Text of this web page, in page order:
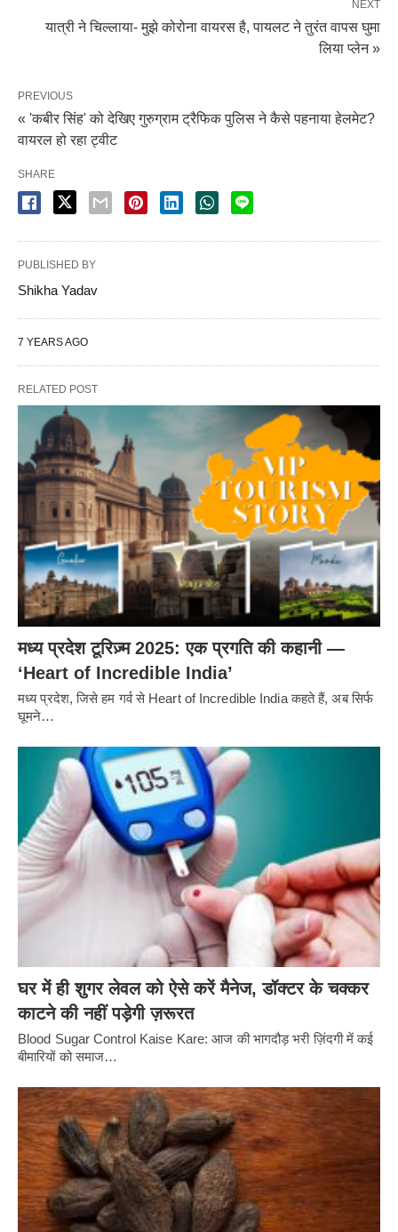
NEXT
यात्री ने चिल्लाया- मुझे कोरोना वायरस है, पायलट ने तुरंत वापस घुमा
लिया प्लेन »
PREVIOUS
« 'कबीर सिंह' को देखिए गुरुग्राम ट्रैफिक पुलिस ने कैसे पहनाया हेलमेट?
वायरल हो रहा ट्वीट
SHARE
PUBLISHED BY
Shikha Yadav
7 YEARS AGO
RELATED POST
मध्य प्रदेश टूरिज़्म 2025: एक प्रगति की कहानी —
‘Heart of Incredible India’
मध्य प्रदेश, जिसे हम गर्व से Heart of Incredible India कहते हैं, अब सिर्फ
घूमने…
घर में ही शुगर लेवल को ऐसे करें मैनेज, डॉक्टर के चक्कर
काटने की नहीं पड़ेगी ज़रूरत
Blood Sugar Control Kaise Kare: आज की भागदौड़ भरी ज़िंदगी में कई
बीमारियों को समाज…